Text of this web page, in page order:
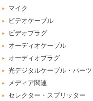
マイク
ビデオケーブル
ビデオプラグ
オーディオケーブル
オーディオプラグ
光デジタルケーブル・パーツ
メディア関連
セレクター・スプリッター